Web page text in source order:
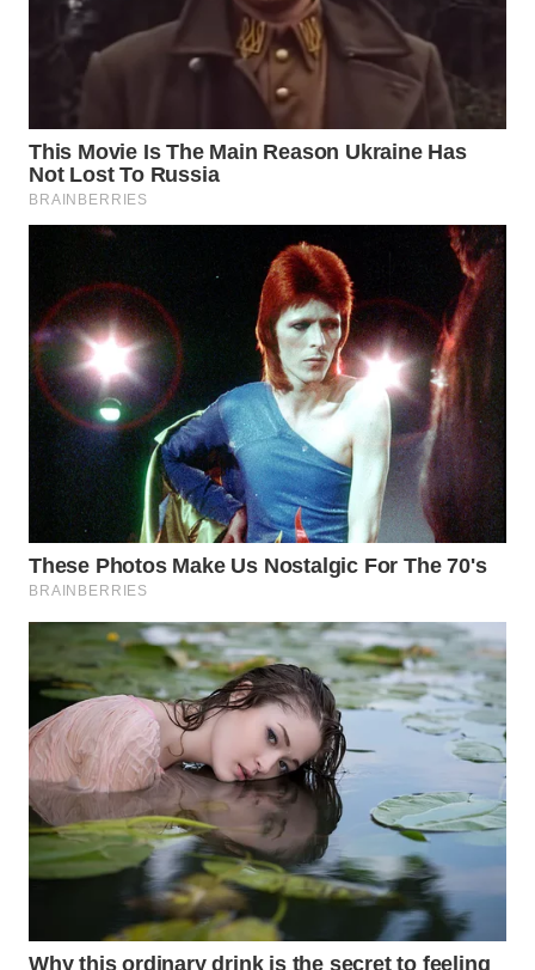
CIANJUR
WN
SERIBU
WN
BINJAI
WN
CIREBON
WN
INDRAMAYU
WN
KUNINGAN
WN
MAJALENGKA
WN
SUBANG
WN
SUKABUMI
PURWAKARTA